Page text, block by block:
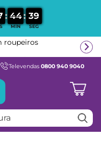
: 44
MIN
: 39
SEG
roupeiros
Televendas 0800 940 9040